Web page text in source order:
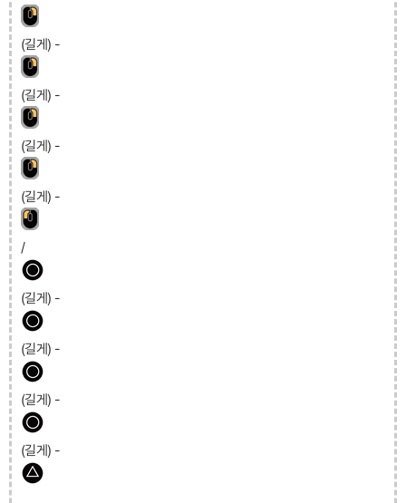
(길게) -
(길게) -
(길게) -
(길게) -
/
(길게) -
(길게) -
(길게) -
(길게) -